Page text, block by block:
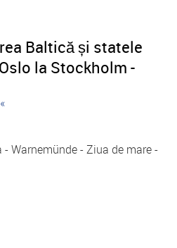
Baltică și statele
la Stockholm -
- Warnemünde - Ziua de mare -